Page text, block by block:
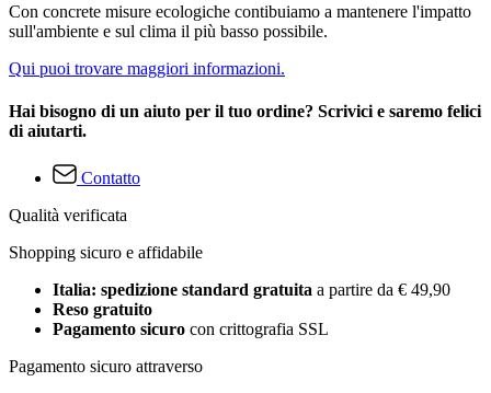
Con concrete misure ecologiche contibuiamo a mantenere l'impatto
sull'ambiente e sul clima il più basso possibile.
Qui puoi trovare maggiori informazioni.
Hai bisogno di un aiuto per il tuo ordine? Scrivici e saremo felici
di aiutarti.
Contatto
Qualità verificata
Shopping sicuro e affidabile
Italia: spedizione standard gratuita a partire da € 49,90
Reso gratuito
Pagamento sicuro con crittografia SSL
Pagamento sicuro attraverso